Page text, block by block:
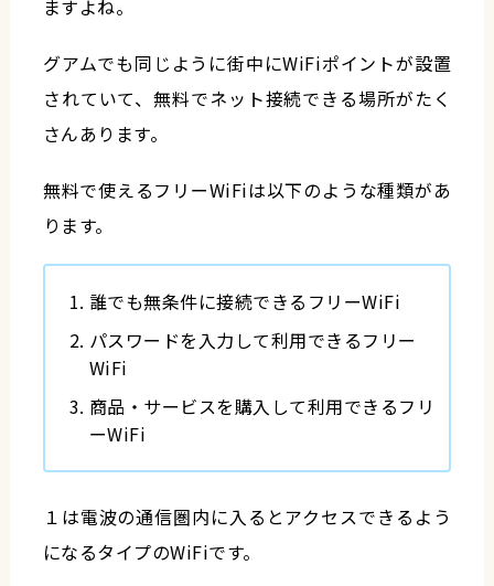
ますよね。
グアムでも同じように街中にWiFiポイントが設置
されていて、無料でネット接続できる場所がたく
さんあります。
無料で使えるフリーWiFiは以下のような種類があ
ります。
誰でも無条件に接続できるフリーWiFi
パスワードを入力して利用できるフリー
WiFi
商品・サービスを購入して利用できるフリ
ーWiFi
１は電波の通信圏内に入るとアクセスできるよう
になるタイプのWiFiです。